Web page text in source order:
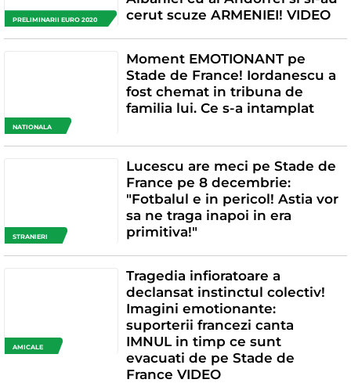
PRELIMINARII EURO 2020
cerut scuze ARMENIEI! VIDEO
NATIONALA
Moment EMOTIONANT pe
Stade de France! Iordanescu a
fost chemat in tribuna de
familia lui. Ce s-a intamplat
STRANIERI
Lucescu are meci pe Stade de
France pe 8 decembrie:
"Fotbalul e in pericol! Astia vor
sa ne traga inapoi in era
primitiva!"
AMICALE
Tragedia infioratoare a
declansat instinctul colectiv!
Imagini emotionante:
suporterii francezi canta
IMNUL in timp ce sunt
evacuati de pe Stade de
France VIDEO